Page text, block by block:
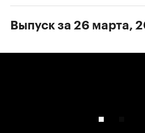
Выпуск за 26 марта,